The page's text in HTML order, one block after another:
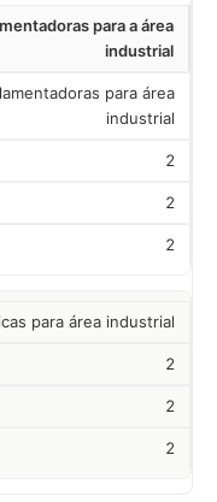
para a área
industrial
para área
industrial
2
2
2
para área industrial
2
2
2